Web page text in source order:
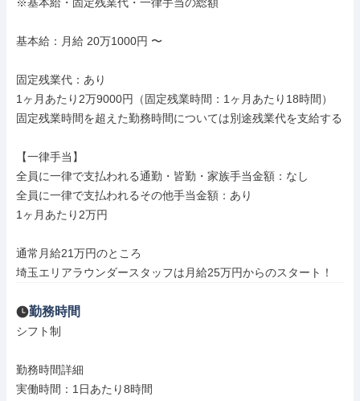
基本給：月給 20万1000円 〜
固定残業代：あり
1ヶ月あたり2万9000円（固定残業時間：1ヶ月あたり18時間）
固定残業時間を超えた勤務時間については別途残業代を支給する
【一律手当】
全員に一律で支払われる通勤・皆勤・家族手当金額：なし
全員に一律で支払われるその他手当金額：あり
1ヶ月あたり2万円
通常月給21万円のところ
埼玉エリアラウンダースタッフは月給25万円からのスタート！
勤務時間
シフト制
勤務時間詳細
実働時間：1日あたり8時間